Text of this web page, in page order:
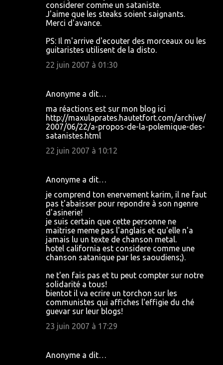
considerer comme un sataniste.
J'aime que les steaks soient saignants.
Merci d'avance.
PS: Il m'arrive d'ecouter des morceaux ou les
guitaristes utilisent de la disto.
22 juin 2007 à 01:30
Anonyme a dit…
ma réactions est sur mon blog ici
http://maxulaprates.hautetfort.com/archive/
2007/06/22/a-propos-de-la-polemique-des-
satanistes.html
22 juin 2007 à 10:12
Anonyme a dit…
je comprend ton enervement karim, il ne faut
pas t'abaisser pour repondre à son ngenre
d'asinerie!
je suis certain que cette personne ne
maitrise meme pas l'anglais et qu'elle n'a
jamais lu un texte de chanson metal.
hotel california est considere comme une
chanson satanique par les saoudiens;).
ne t'en fais pas et tu peut compter sur notre
solidarité a tous!
bientot il va ecrire un torchon sur les
communistes qui affiches l'effigie du ché
guevar sur leur blogs!
23 juin 2007 à 17:29
Anonyme a dit…